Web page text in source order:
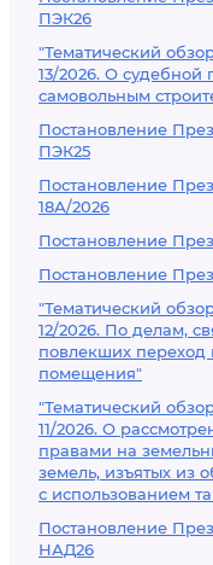
ПЭК26
"Тематический
13/2026. О судебной
самовольным
Постановление
ПЭК25
Постановление
18А/2026
Постановление
Постановление
"Тематический
12/2026. По делам,
повлекших переход
помещения"
"Тематический
11/2026. О
правами на
земель, изъятых из
с использованием
Постановление
НАД26